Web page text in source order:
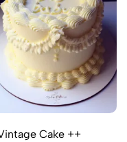
Cake ++